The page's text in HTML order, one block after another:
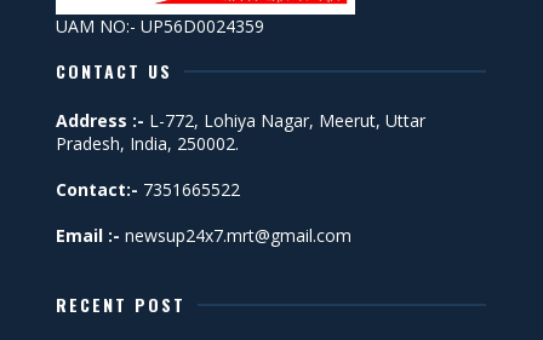
UAM NO:- UP56D0024359
CONTACT US
Address :- L-772, Lohiya Nagar, Meerut, Uttar
Pradesh, India, 250002.
Contact:- 7351665522
Email :- newsup24x7.mrt@gmail.com
RECENT POST